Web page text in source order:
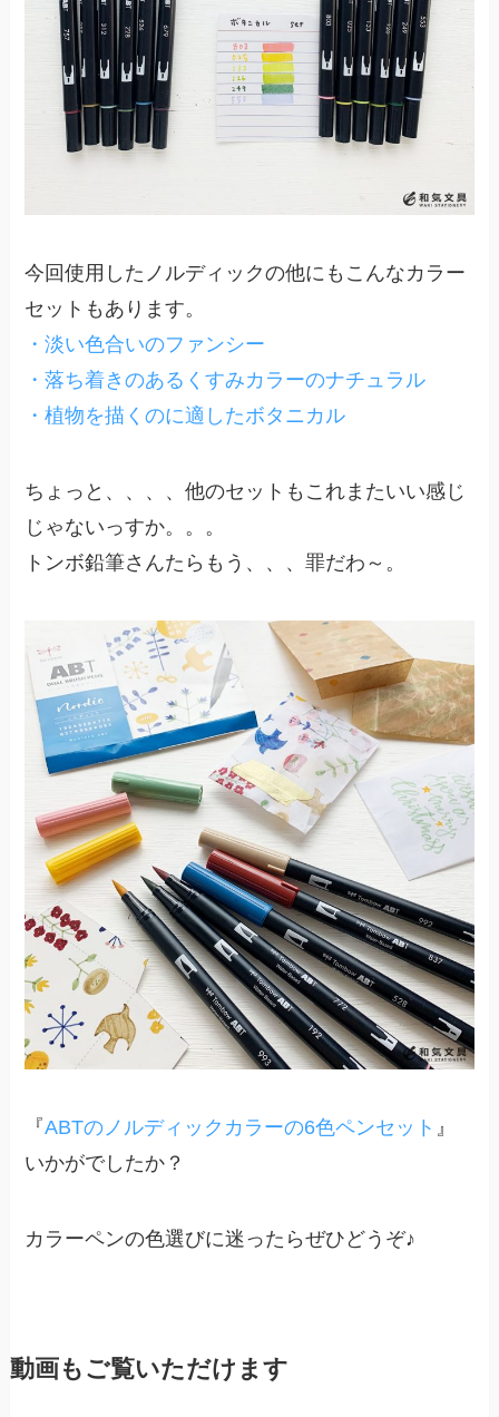
今回使用したノルディックの他にもこんなカラー
セットもあります。
・淡い色合いのファンシー
・落ち着きのあるくすみカラーのナチュラル
・植物を描くのに適したボタニカル
ちょっと、、、、他のセットもこれまたいい感じ
じゃないっすか。。。
トンボ鉛筆さんたらもう、、、罪だわ～。
『ABTのノルディックカラーの6色ペンセット 』
いかがでしたか？
カラーペンの色選びに迷ったらぜひどうぞ♪
動画もご覧いただけます